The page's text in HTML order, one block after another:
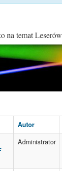
na temat Leserów
Autor
Administrator